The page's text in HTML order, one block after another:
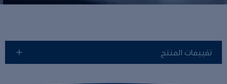
تقييمات المنتج